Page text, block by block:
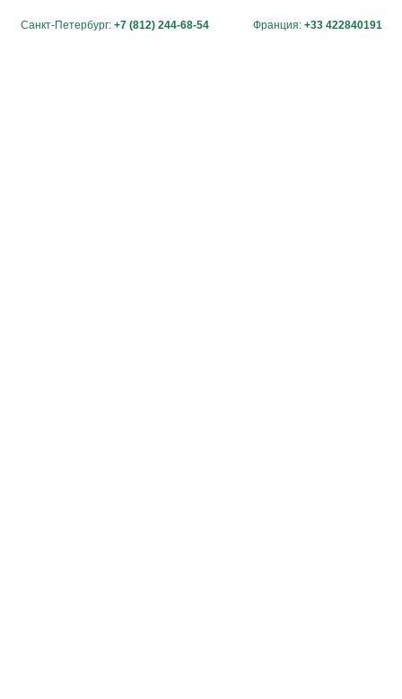
Санкт-Петербург: +7 (812) 244-68-54 Франция: +33 422840191